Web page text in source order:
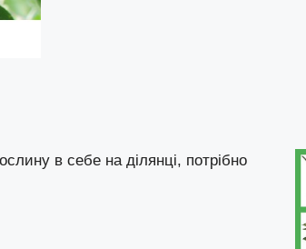
в себе на ділянці, потрібно